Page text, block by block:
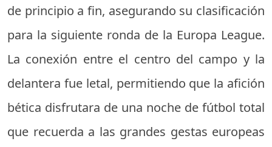
de principio a fin, asegurando su clasificación
para la siguiente ronda de la Europa League.
La conexión entre el centro del campo y la
delantera fue letal, permitiendo que la afición
bética disfrutara de una noche de fútbol total
que recuerda a las grandes gestas europeas